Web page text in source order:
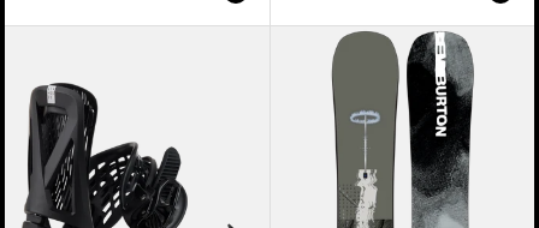
Fixations
pour
snowboard
Genesis
Re:Flex
Snowboard
cambre
Instigator
PurePop